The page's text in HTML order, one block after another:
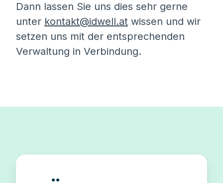
Dann lassen Sie uns dies sehr gerne
unter kontakt@idwell.at wissen und wir
setzen uns mit der entsprechenden
Verwaltung in Verbindung.